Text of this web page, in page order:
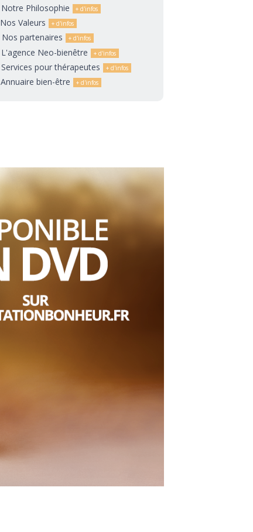
Notre Philosophie
Nos Valeurs
Nos partenaires
L'agence Neo-bienêtre
Services pour thérapeutes
Annuaire bien-être